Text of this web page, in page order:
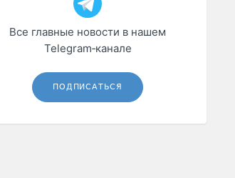
Все главные новости в нашем
Telegram‑канале
ПОДПИСАТЬСЯ